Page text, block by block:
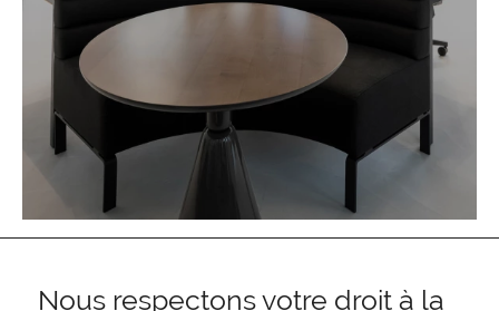
Nous respectons votre droit à la